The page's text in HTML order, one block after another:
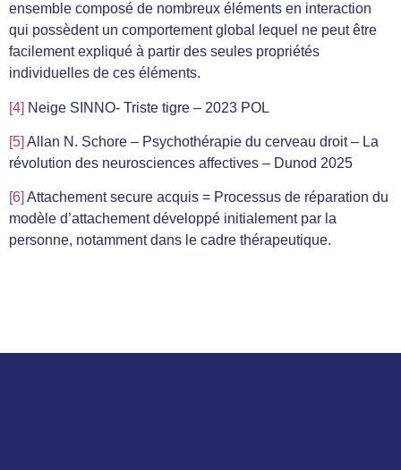
ensemble composé de nombreux éléments en interaction
qui possèdent un comportement global lequel ne peut être
facilement expliqué à partir des seules propriétés
individuelles de ces éléments.
[4] Neige SINNO- Triste tigre – 2023 POL
[5] Allan N. Schore – Psychothérapie du cerveau droit – La
révolution des neurosciences affectives – Dunod 2025
[6] Attachement secure acquis = Processus de réparation du
modèle d’attachement développé initialement par la
personne, notamment dans le cadre thérapeutique.